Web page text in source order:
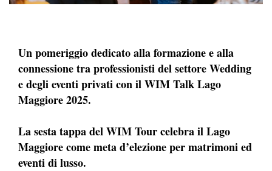
Un pomeriggio dedicato alla formazione e alla
connessione tra professionisti del settore Wedding
e degli eventi privati con il WIM Talk Lago
Maggiore 2025.
La sesta tappa del WIM Tour celebra il Lago
Maggiore come meta d’elezione per matrimoni ed
eventi di lusso.